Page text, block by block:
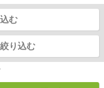
む
り込む